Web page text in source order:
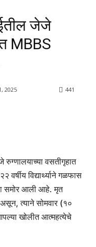
जेजे
MBBS
2025 441
वसतीगृहात
वर्षीय विद्यार्थ्याने गळफास
समोर आली आहे. मृत
असून, त्याने सोमवार (१०
खोलीत आत्महत्येचे